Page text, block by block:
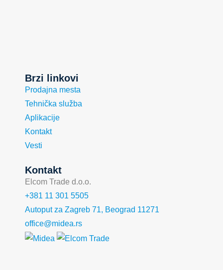
Brzi linkovi
Prodajna mesta
Tehnička služba
Aplikacije
Kontakt
Vesti
Kontakt
Elcom Trade d.o.o.
+381 11 301 5505
Autoput za Zagreb 71, Beograd 11271
office@midea.rs